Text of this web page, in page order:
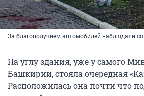
За благополучием автомобилей наблюдали
На углу здания, уже у самого
Башкирии, стояла очередная
Расположилась она почти что